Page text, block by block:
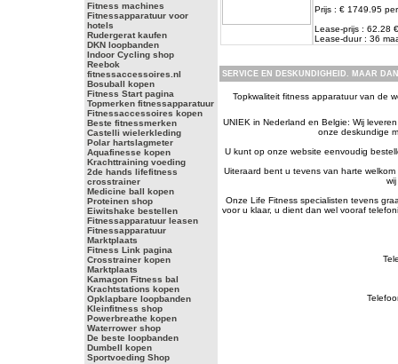
Fitness machines
Fitnessapparatuur voor
hotels
Rudergerat kaufen
DKN loopbanden
Indoor Cycling shop
Reebok
fitnessaccessoires.nl
Bosuball kopen
Fitness Start pagina
Topmerken fitnessapparatuur
Fitnessaccessoires kopen
Beste fitnessmerken
Castelli wielerkleding
Polar hartslagmeter
Aquafinesse kopen
Krachttraining voeding
2de hands lifefitness
crosstrainer
Medicine ball kopen
Proteinen shop
Eiwitshake bestellen
Fitnessapparatuur leasen
Fitnessapparatuur
Marktplaats
Fitness Link pagina
Crosstrainer kopen
Marktplaats
Kamagon Fitness bal
Krachtstations kopen
Opklapbare loopbanden
Kleinfitness shop
Powerbreathe kopen
Waterrower shop
De beste loopbanden
Dumbell kopen
Sportvoeding Shop
Prijs : € 1749.95
Lease-prijs : 62.28
Lease-duur : 36
SERVICE EN DESKUNDIGHEID. MAAR
Topkwaliteit fitness apparatuur van de
UNIEK in Nederland en Belgie: Wij
onze deskundige
U kunt op onze website eenvoudig
Uiteraard bent u tevens van harte
Onze Life Fitness specialisten tevens
voor u klaar, u dient dan wel vooraf